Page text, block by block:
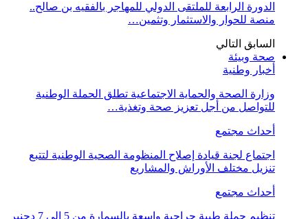
الدورة الرابعة للملتقى الدولي للمهاجر بالفقيه بن صالح..
منصة للحوار والاستثمار وتثمين…
السابقالتالي
صحة وبيئة
أخبار وطنية
وزارة الصحة والحماية الاجتماعية تطلق الحملة الوطنية
للتواصل من أجل تعزيز صحة وتغذية…
أحداث مجتمع
اجتماع لجنة قيادة إصلاح المنظومة الصحية الوطنية لتتبع
تنزيل مختلف الأوراش والمشاريع
أحداث مجتمع
تنظيم حملة طبية جراحية واسعة بالسمارة من 5 الى 7 دجنبر